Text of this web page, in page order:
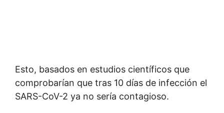
Esto, basados en estudios científicos que
comprobarían que tras 10 días de infección el
SARS-CoV-2 ya no sería contagioso.